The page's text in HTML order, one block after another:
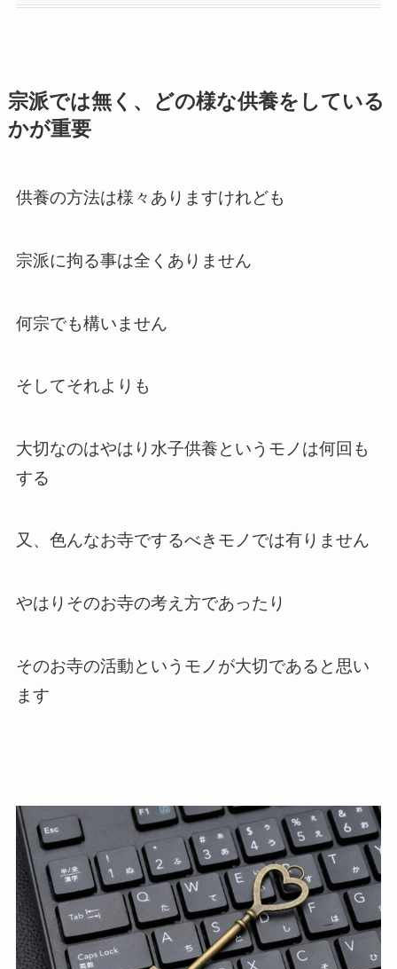
宗派では無く、どの様な供養をしている
かが重要
供養の方法は様々ありますけれども
宗派に拘る事は全くありません
何宗でも構いません
そしてそれよりも
大切なのはやはり水子供養というモノは何回も
する
又、色んなお寺でするべきモノでは有りません
やはりそのお寺の考え方であったり
そのお寺の活動というモノが大切であると思い
ます